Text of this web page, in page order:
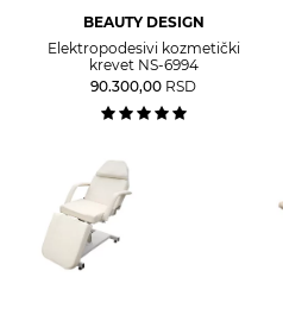
BEAUTY DESIGN
Elektropodesivi kozmetički
krevet NS-6994
90.300,00 RSD